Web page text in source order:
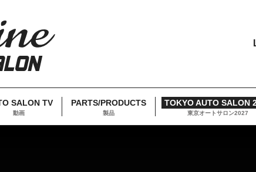
SALON TV
動画
PARTS/PRODUCTS
製品
TOKYO AUTO SALON
東京オートサロン2027